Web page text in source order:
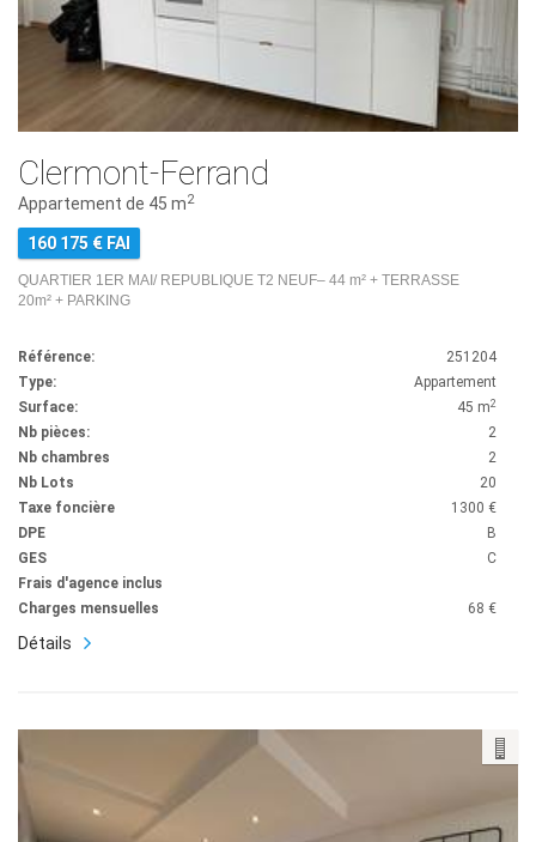
Clermont-Ferrand
Appartement de 45 m2
160 175 € FAI
QUARTIER 1ER MAI/ REPUBLIQUE T2 NEUF– 44 m² + TERRASSE
20m² + PARKING
Référence:
251204
Type:
Appartement
Surface:
45 m2
Nb pièces:
2
Nb chambres
2
Nb Lots
20
Taxe foncière
1300 €
DPE
B
GES
C
Frais d'agence inclus
Charges mensuelles
68 €
Détails